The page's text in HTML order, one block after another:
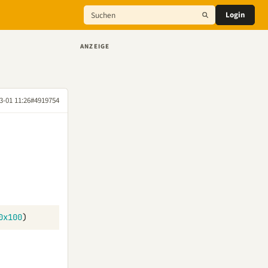
Login
01 11:26#4919754
)
ANZEIGE